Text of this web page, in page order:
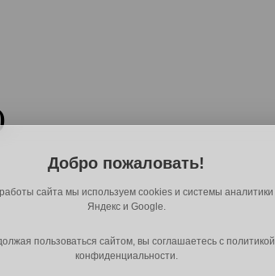
Добро пожаловать!
сайта мы используем cookies и системы аналитики
Яндекс и Google.
пользоваться сайтом, вы соглашаетесь с политикой
конфиденциальности.